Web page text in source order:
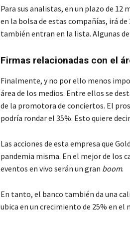
Para sus analistas, en un plazo de 12
en la bolsa de estas compañías, irá
también entran en la lista. Algunas
Firmas relacionadas con el
Finalmente, y no por ello menos
área de los medios. Entre ellos se
de la promotora de conciertos. El
podría rondar el 35%. Esto quiere
Las acciones de esta empresa que
pandemia misma. En el mejor de los
eventos en vivo serán un gran boom.
En tanto, el banco también da una
ubica en un crecimiento de 25% en el